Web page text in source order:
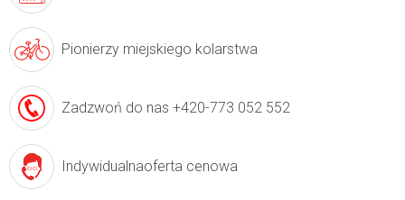
Pionierzy miejskiego kolarstwa
Zadzwoń do nas +420-773 052 552
Indywidualnaoferta cenowa